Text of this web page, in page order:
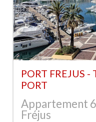
PORT FREJUS
PORT
Appartement
Fréjus